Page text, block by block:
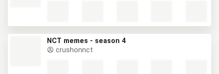
NCT memes - season 4
crushonnct